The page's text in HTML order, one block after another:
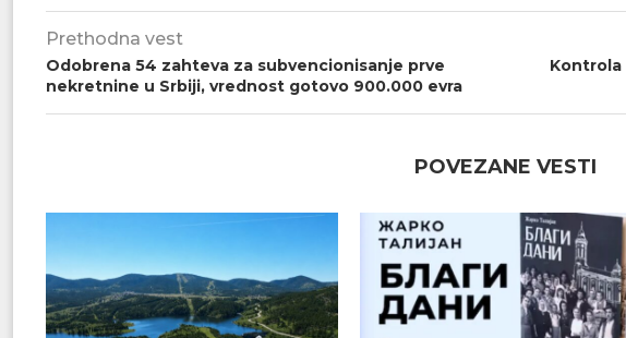
Prethodna vest
Odobrena 54 zahteva za subvencionisanje prve
nekretnine u Srbiji, vrednost gotovo 900.000 evra
Kontrola
POVEZANE VESTI